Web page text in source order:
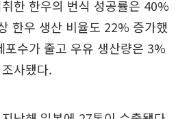
한 한우의 번식 성공률은 40%
한우 생산 비율도 22% 증가했
포수가 줄고 우유 생산량은 3%
사됐다.